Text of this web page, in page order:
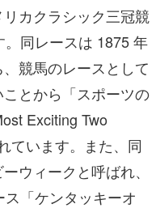
カクラシック三冠競
同レースは 1875 年
競馬のレースとして
とから「スポーツの
Exciting Two
ています。また、同
ウィークと呼ばれ、
「ケンタッキーオ